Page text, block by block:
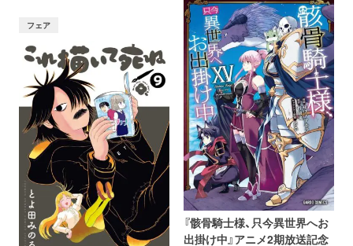
フェア
『骸骨騎士様、只今異世界へお
出掛け中』アニメ2期放送記念